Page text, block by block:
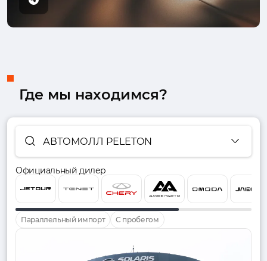
Где мы находимся?
АВТОМОЛЛ PELETON
Официальный дилер
Параллельный импорт С пробегом